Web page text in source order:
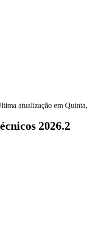
atualização em
2026.2